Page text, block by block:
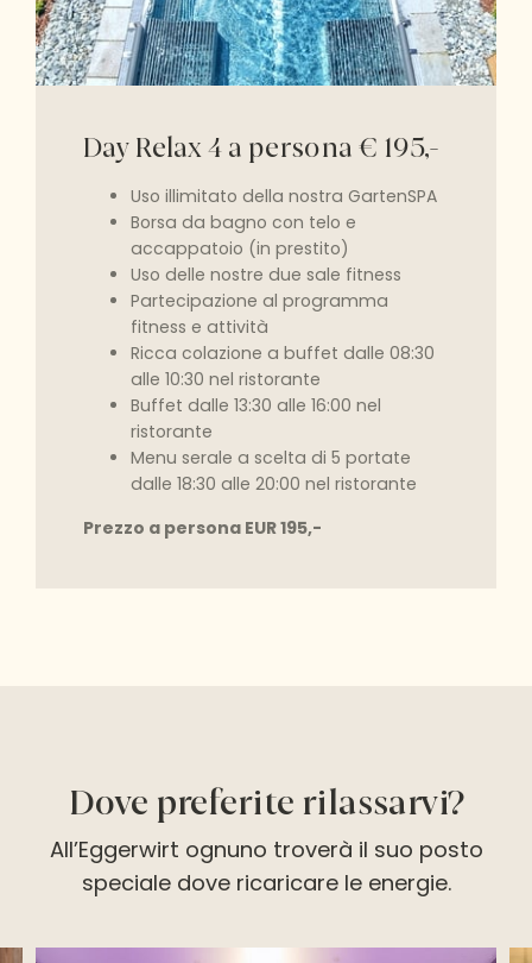
Day Relax 4 a persona € 195,-
Uso illimitato della nostra GartenSPA
Borsa da bagno con telo e
accappatoio (in prestito)
Uso delle nostre due sale fitness
Partecipazione al programma
fitness e attività
Ricca colazione a buffet dalle 08:30
alle 10:30 nel ristorante
Buffet dalle 13:30 alle 16:00 nel
ristorante
Menu serale a scelta di 5 portate
dalle 18:30 alle 20:00 nel ristorante
Prezzo a persona EUR 195,-
Dove preferite rilassarvi?
All’Eggerwirt ognuno troverà il suo posto
speciale dove ricaricare le energie.